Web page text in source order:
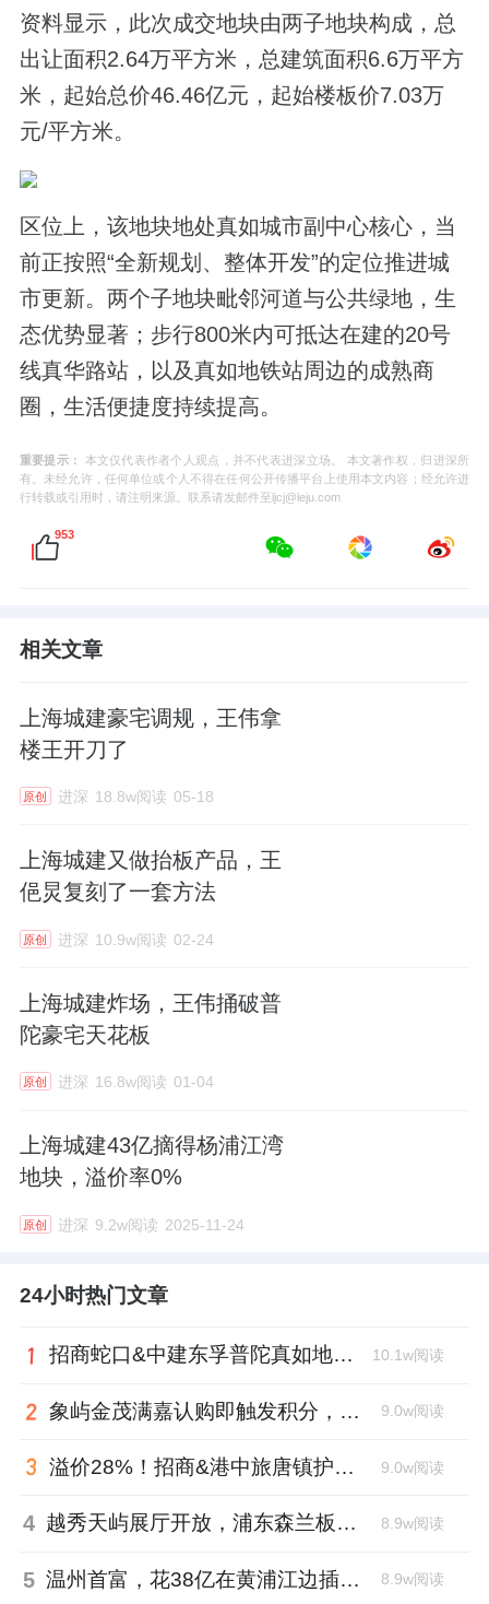
资料显示，此次成交地块由两子地块构成，总
出让面积2.64万平方米，总建筑面积6.6万平方
米，起始总价46.46亿元，起始楼板价7.03万
元/平方米。
区位上，该地块地处真如城市副中心核心，当
前正按照“全新规划、整体开发”的定位推进城
市更新。两个子地块毗邻河道与公共绿地，生
态优势显著；步行800米内可抵达在建的20号
线真华路站，以及真如地铁站周边的成熟商
圈，生活便捷度持续提高。
重要提示：
本文仅代表作者个人观点，并不代表进深立场。 本文著作权，归进深所
有。未经允许，任何单位或个人不得在任何公开传播平台上使用本文内容；经允许进
行转载或引用时，请注明来源。联系请发邮件至ljcj@leju.com
953
相关文章
上海城建豪宅调规，王伟拿
楼王开刀了
原创 进深 18.8w阅读 05-18
上海城建又做抬板产品，王
俋炅复刻了一套方法
原创 进深 10.9w阅读 02-24
上海城建炸场，王伟捅破普
陀豪宅天花板
原创 进深 16.8w阅读 01-04
上海城建43亿摘得杨浦江湾
地块，溢价率0%
原创 进深 9.2w阅读 2025-11-24
24小时热门文章
招商蛇口&中建东孚普陀真如地块案名公布：苏河晏 10.1w阅读
象屿金茂满嘉认购即触发积分，嘉定新城迎来现象级改善新盘 9.0w阅读
溢价28%！招商&港中旅唐镇护盘成功 9.0w阅读
4 越秀天屿展厅开放，浦东森兰板块迎来全域抬板纯新盘 8.9w阅读
5 温州首富，花38亿在黄浦江边插了面旗 8.9w阅读